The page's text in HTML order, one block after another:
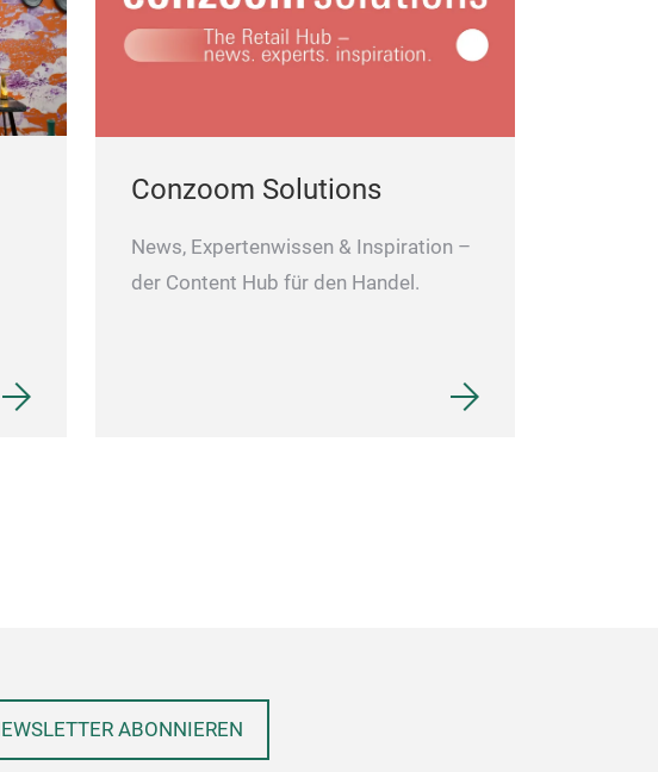
Conzoom Solutions
News, Expertenwissen & Inspiration –
der Content Hub für den Handel.
ABONNIEREN